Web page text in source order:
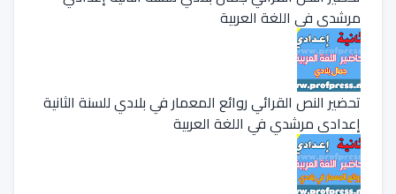
مرشدي في اللغة العربية
تحضير النص القرائي روائع المعمار في بلادي للسنة الثانية
إعدادي مرشدي في اللغة العربية